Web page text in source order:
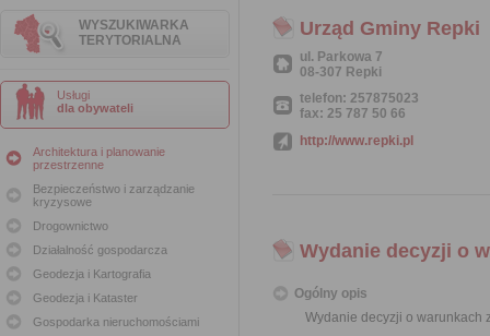
WYSZUKIWARKA
TERYTORIALNA
Usługi
dla obywateli
Architektura i planowanie
przestrzenne
Bezpieczeństwo i zarządzanie
kryzysowe
Drogownictwo
Działalność gospodarcza
Geodezja i Kartografia
Geodezja i Kataster
Gospodarka nieruchomościami
Urząd Gminy Repki
ul. Parkowa 7
08-307 Repki
telefon: 257875023
fax: 25 787 50 66
http://www.repki.pl
Wydanie decyzji o
Ogólny opis
Wydanie decyzji o warunkach